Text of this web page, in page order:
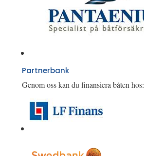
Partnerbank
Genom oss kan du finansiera båten hos: